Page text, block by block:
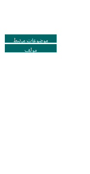
موضوعات مرتبط
مولف